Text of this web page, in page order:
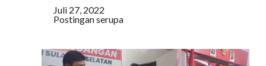
Tanggal
Juli 27, 2022
Sehubungan dengan
Postingan serupa